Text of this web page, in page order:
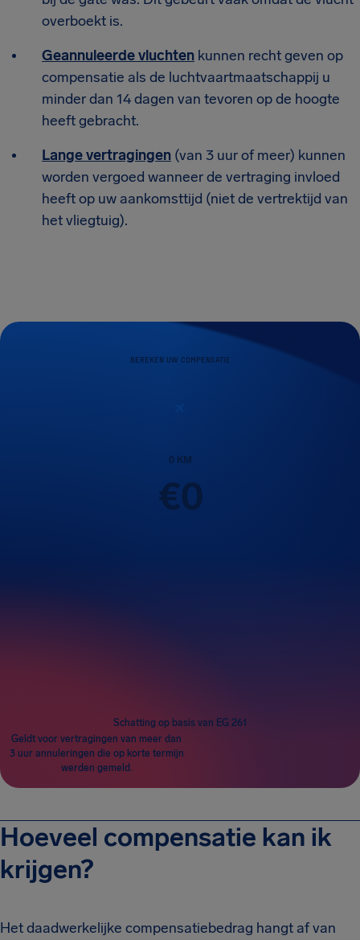
overboekt is.
Geannuleerde vluchten kunnen recht geven op
compensatie als de luchtvaartmaatschappij u
minder dan 14 dagen van tevoren op de hoogte
heeft gebracht.
Lange vertragingen (van 3 uur of meer) kunnen
worden vergoed wanneer de vertraging invloed
heeft op uw aankomsttijd (niet de vertrektijd van
het vliegtuig).
BEREKEN UW COMPENSATIE
0KM
€0
Schatting op basis van EG 261
Geldt voor vertragingen van meer dan
3 uur annuleringen die op korte termijn
werden gemeld.
Hoeveel compensatie kan ik
krijgen?
Het daadwerkelijke compensatiebedrag hangt af van